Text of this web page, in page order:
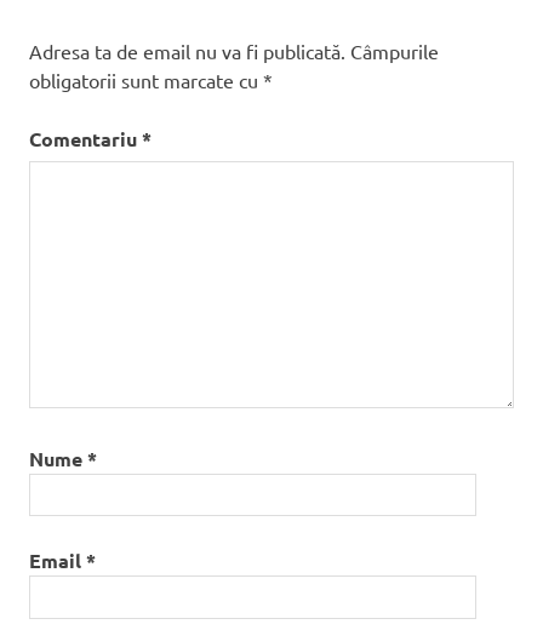
Adresa ta de email nu va fi publicată. Câmpurile
obligatorii sunt marcate cu *
Comentariu*
Nume*
Email*